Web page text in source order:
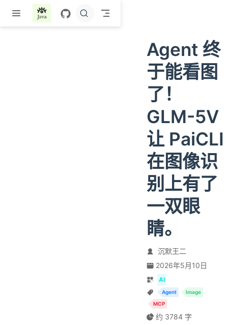
跳至主要內容
Agent 终
于能看图
了！
GLM-5V
让 PaiCLI
在图像识
别上有了
一双眼
睛。
沉默王二
2026年5月10日
AI
Agent
Image
MCP
约 3784 字